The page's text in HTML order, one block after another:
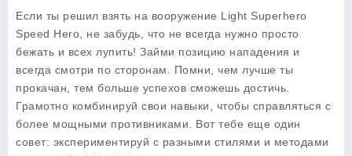
Если ты решил взять на вооружение Light Superhero
Speed Hero , не забудь, что не всегда нужно просто
бежать и всех лупить! Займи позицию нападения и
всегда смотри по сторонам. Помни, чем лучше ты
прокачан, тем больше успехов сможешь достичь.
Грамотно комбинируй свои навыки, чтобы справляться с
более мощными противниками. Вот тебе еще один
совет: экспериментируй с разными стилями и методами